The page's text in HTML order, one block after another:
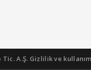
A.Ş. Gizlilik ve